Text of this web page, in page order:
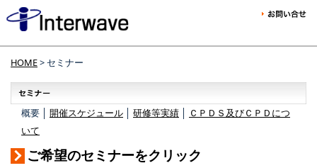
HOME> セミナー
概要 │ 開催スケジュール 研修等実績
ＣＰＤＳ及びＣＰＤにつ
いて
ご希望のセミナーをクリック